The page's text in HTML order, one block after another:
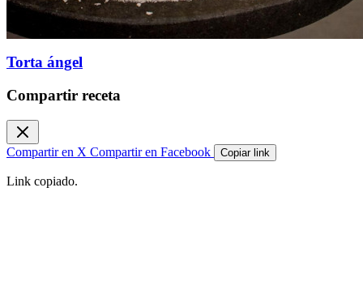
Torta ángel
Compartir receta
Compartir en X Compartir en Facebook Copiar link
Link copiado.